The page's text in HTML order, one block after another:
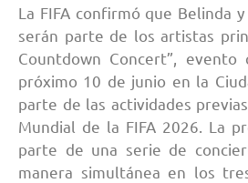
La FIFA confirmó que Belinda
serán parte de los artistas
Countdown Concert”,
próximo 10 de junio en la
parte de las actividades
Mundial de la FIFA 2026. La
parte de una serie de
manera simultánea en los